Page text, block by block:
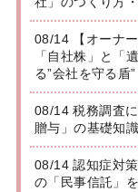
08/14 【オーナ
「自社株」と「
る”会社を守る盾”
08/14 税務調査
贈与」の基礎知
08/14 認知症対
の「民事信託」